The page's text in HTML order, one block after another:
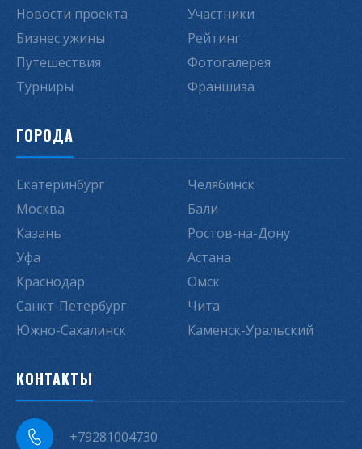
Новости проекта
Бизнес ужины
Путешествия
Турниры
Участники
Рейтинг
Фотогалерея
Франшиза
ГОРОДА
Екатеринбург
Москва
Казань
Уфа
Краснодар
Санкт-Петербург
Южно-Сахалинск
Челябинск
Бали
Ростов-на-Дону
Астана
Омск
Чита
Каменск-Уральский
КОНТАКТЫ
+79281004730